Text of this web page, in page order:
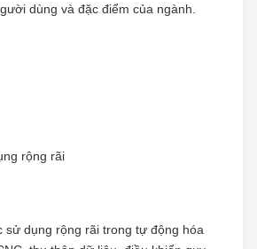
dùng và đặc điểm của ngành.
rộng rãi
sử dụng rộng rãi trong tự động hóa